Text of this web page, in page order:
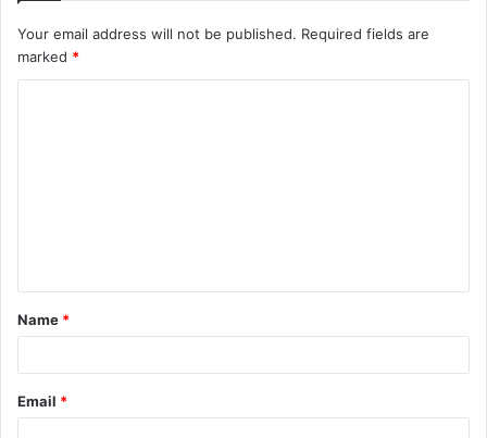
Your email address will not be published. Required fields are
marked *
t
*
Name *
Email *